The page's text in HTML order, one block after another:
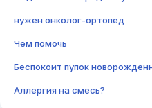
нужен онколог-ортопед
Чем помочь
Беспокоит пупок
Аллергия на смесь?